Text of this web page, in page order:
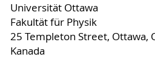
Universität Ottawa
Fakultät für Physik
25 Templeton Street, Ottawa,
Kanada